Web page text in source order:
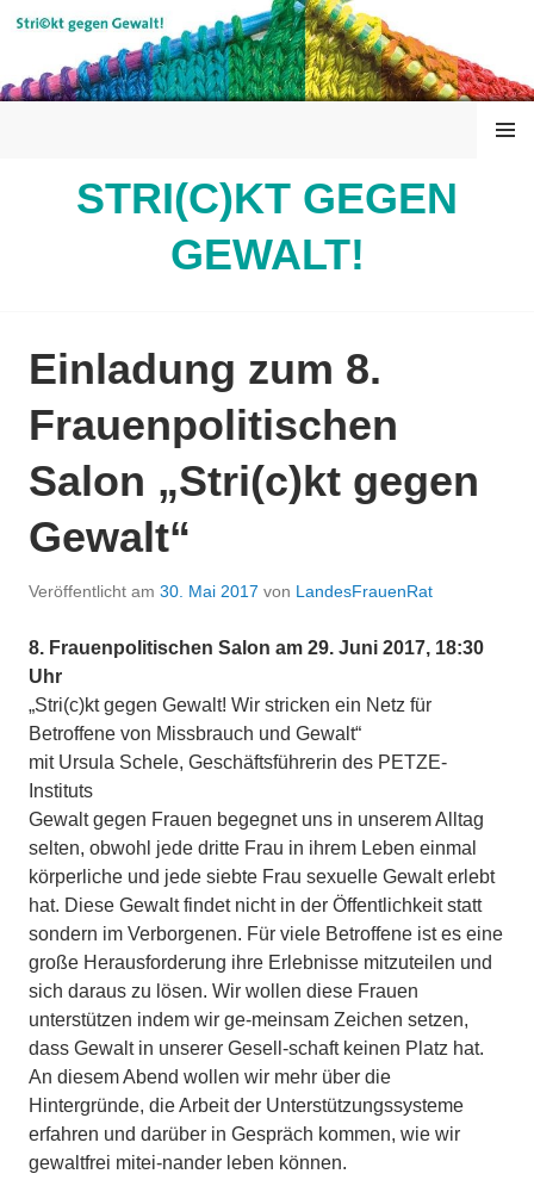
Springe
Inhalt
STRI(C)KT GEGEN
GEWALT!
MENÜ
Einladung zum 8.
Frauenpolitischen
Salon „Stri(c)kt gegen
Gewalt“
Veröffentlicht am 30. Mai 2017 von LandesFrauenRat
8. Frauenpolitischen Salon am 29. Juni 2017, 18:30
Uhr
„Stri(c)kt gegen Gewalt! Wir stricken ein Netz für
Betroffene von Missbrauch und Gewalt“
mit Ursula Schele, Geschäftsführerin des PETZE-
Instituts
Gewalt gegen Frauen begegnet uns in unserem Alltag
selten, obwohl jede dritte Frau in ihrem Leben einmal
körperliche und jede siebte Frau sexuelle Gewalt erlebt
hat. Diese Gewalt findet nicht in der Öffentlichkeit statt
sondern im Verborgenen. Für viele Betroffene ist es eine
große Herausforderung ihre Erlebnisse mitzuteilen und
sich daraus zu lösen. Wir wollen diese Frauen
unterstützen indem wir ge-meinsam Zeichen setzen,
dass Gewalt in unserer Gesell-schaft keinen Platz hat.
An diesem Abend wollen wir mehr über die
Hintergründe, die Arbeit der Unterstützungssysteme
erfahren und darüber in Gespräch kommen, wie wir
gewaltfrei mitei-nander leben können.